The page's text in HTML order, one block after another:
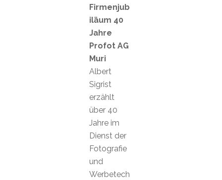
Firmenjub
iläum 40
Jahre
Profot AG
Muri
Albert
Sigrist
erzählt
über 40
Jahre im
Dienst der
Fotografie
und
Werbetech